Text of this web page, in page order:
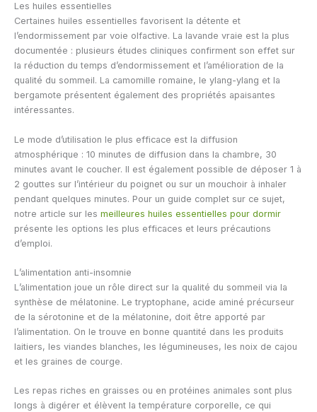
Les huiles essentielles
Certaines huiles essentielles favorisent la détente et
l’endormissement par voie olfactive. La lavande vraie est la plus
documentée : plusieurs études cliniques confirment son effet sur
la réduction du temps d’endormissement et l’amélioration de la
qualité du sommeil. La camomille romaine, le ylang-ylang et la
bergamote présentent également des propriétés apaisantes
intéressantes.
Le mode d’utilisation le plus efficace est la diffusion
atmosphérique : 10 minutes de diffusion dans la chambre, 30
minutes avant le coucher. Il est également possible de déposer 1 à
2 gouttes sur l’intérieur du poignet ou sur un mouchoir à inhaler
pendant quelques minutes. Pour un guide complet sur ce sujet,
notre article sur les meilleures huiles essentielles pour dormir
présente les options les plus efficaces et leurs précautions
d’emploi.
L’alimentation anti-insomnie
L’alimentation joue un rôle direct sur la qualité du sommeil via la
synthèse de mélatonine. Le tryptophane, acide aminé précurseur
de la sérotonine et de la mélatonine, doit être apporté par
l’alimentation. On le trouve en bonne quantité dans les produits
laitiers, les viandes blanches, les légumineuses, les noix de cajou
et les graines de courge.
Les repas riches en graisses ou en protéines animales sont plus
longs à digérer et élèvent la température corporelle, ce qui